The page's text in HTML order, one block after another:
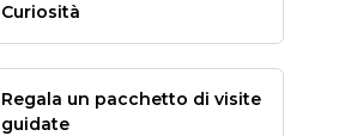
Curiosità
Regala un pacchetto di visite
guidate